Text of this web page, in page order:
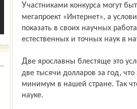
Участниками конкурса могут быть классические университеты, вошедшие в
мегапроект «Интернет», а
показать в своих научных
естественных и точных наук в
Две ярославны блестяще это условие выполнили. «Раушенбаховская» стипендия –
две тысячи долларов за год,
минимум в нашей стране. Так
науке.